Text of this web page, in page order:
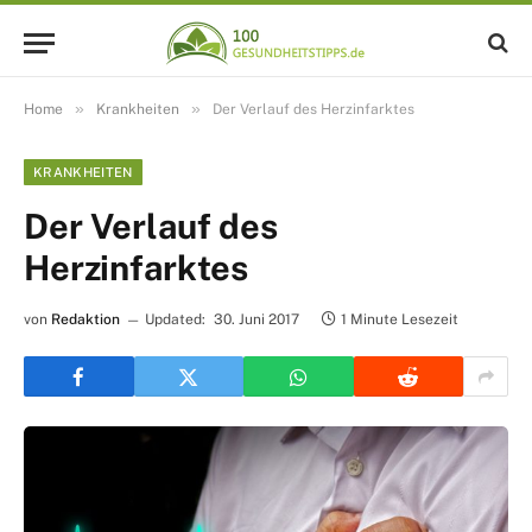
Home » Krankheiten » Der Verlauf des Herzinfarktes
KRANKHEITEN
Der Verlauf des
Herzinfarktes
von Redaktion Updated: 30. Juni 2017 1 Minute Lesezeit